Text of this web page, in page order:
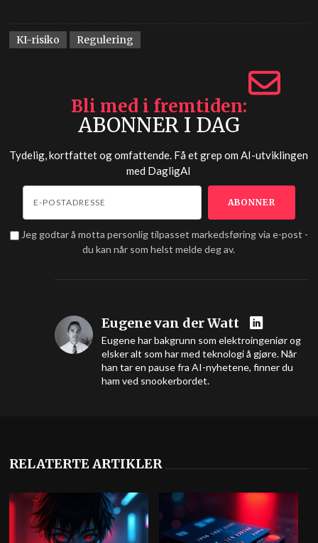
KI-risiko Regulering
Bli med i fremtiden
ABONNER I DAG
Tydelig, kortfattet og omfattende. Få et grep om AI-utviklingen
med DagligAI
Jeg godtar å motta personlig tilpasset markedsføring via e-post -
du kan når som helst melde deg av.
Eugene van der Watt
Eugene har bakgrunn som elektroingeniør og
elsker alt som har med teknologi å gjøre. Når
han tar en pause fra AI-nyhetene, finner du
ham ved snookerbordet.
RELATERTE ARTIKLER